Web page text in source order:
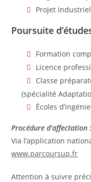
Projet
Poursuite
Formation
Licence
Classe
(spécialité
Écoles
Procédure d’affectation :
Via l’application
www.parcoursup.fr
Attention à suivre